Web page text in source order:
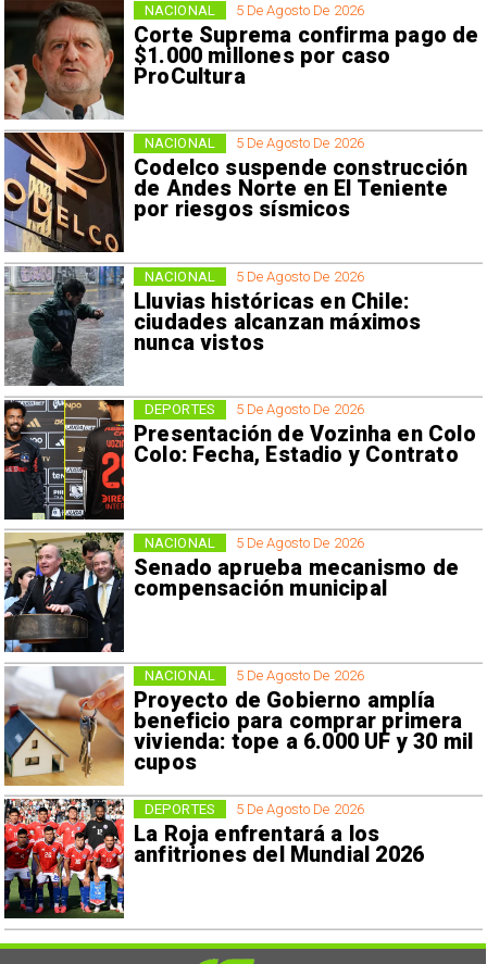
5 De Agosto De 2026
Corte Suprema confirma pago de
$1.000 millones por caso
ProCultura
NACIONAL
5 De Agosto De 2026
Codelco suspende construcción
de Andes Norte en El Teniente
por riesgos sísmicos
NACIONAL
5 De Agosto De 2026
Lluvias históricas en Chile:
ciudades alcanzan máximos
nunca vistos
NACIONAL
5 De Agosto De 2026
Presentación de Vozinha en Colo
Colo: Fecha, Estadio y Contrato
DEPORTES
5 De Agosto De 2026
Senado aprueba mecanismo de
compensación municipal
NACIONAL
5 De Agosto De 2026
Proyecto de Gobierno amplía
beneficio para comprar primera
vivienda: tope a 6.000 UF y 30 mil
cupos
NACIONAL
5 De Agosto De 2026
La Roja enfrentará a los
anfitriones del Mundial 2026
DEPORTES